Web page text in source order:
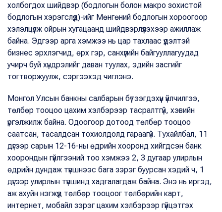
холбогдох шийдвэр (бодлогын болон макро зохистой
бодлогын хэрэгслүүд)-ийг Мөнгөний бодлогын хороогоор
хэлэлцүүлж ойрын хугацаанд шийдвэрлүүлэхээр ажиллаж
байна. Эдгээр арга хэмжээ нь цар тахлаас үүдэлтэй
бизнес эрхлэгчид, өрх гэр, санхүүгийн байгууллагуудад
учирч буй хүндрэлийг даван туулах, эдийн засгийг
тогтворжуулж, сэргээхэд чиглэнэ.
Монгол Улсын банкны салбарын бүтээгдэхүүн үйлчилгээ,
төлбөр тооцоо цахим хэлбэрээр тасралтгүй, хэвийн
үргэлжилж байна. Одоогоор дотоод төлбөр тооцоо
саатсан, тасалдсан тохиолдолд гараагүй. Тухайлбал, 11
дүгээр сарын 12-16-ны өдрийн хооронд хийгдсэн банк
хоорондын гүйлгээний тоо хэмжээ 2, 3 дугаар улирлын
өдрийн дундаж түвшнээс бага зэрэг буурсан хэдий ч, 1
дүгээр улирлын түвшинд хадгалагдаж байна. Энэ нь иргэд,
аж ахуйн нэгжүүд төлбөр тооцоог төлбөрийн карт,
интернет, мобайл зэрэг цахим хэлбэрээр гүйцэтгэх